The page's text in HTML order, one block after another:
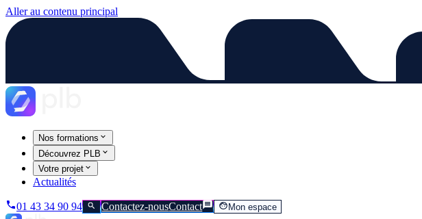
Aller au contenu principal
Nos formations
Découvrez PLB
Votre projet
Actualités
01 43 34 90 94 Contactez-nousContact Mon espace